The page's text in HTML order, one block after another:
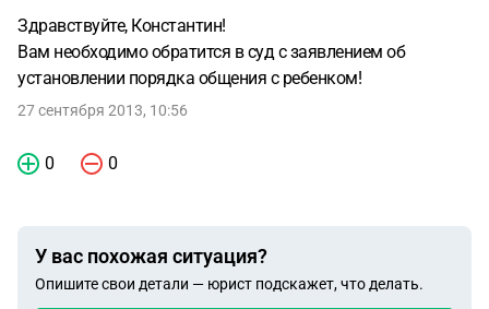
Здравствуйте, Константин!
Вам необходимо обратится в суд с заявлением об
установлении порядка общения с ребенком!
27 сентября 2013, 10:56
0 0
У вас похожая ситуация?
Опишите свои детали — юрист подскажет, что делать.